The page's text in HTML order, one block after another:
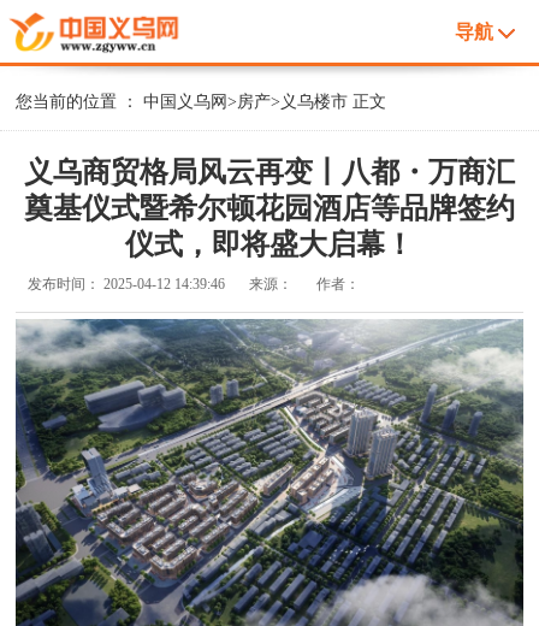
导航
您当前的位置 ：中国义乌网>房产> 义乌楼市 正文
义乌商贸格局风云再变丨八都・万商汇
奠基仪式暨希尔顿花园酒店等品牌签约
仪式，即将盛大启幕！
发布时间：2025-04-12 14:39:46 来源： 作者：